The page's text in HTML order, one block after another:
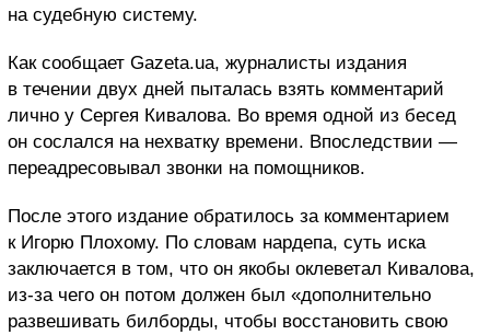
на судебную систему.
Как сообщает Gazeta.ua, журналисты издания
в течении двух дней пыталась взять комментарий
лично у Сергея Кивалова. Во время одной из бесед
он сослался на нехватку времени. Впоследствии —
переадресовывал звонки на помощников.
После этого издание обратилось за комментарием
к Игорю Плохому. По словам нардепа, суть иска
заключается в том, что он якобы оклеветал Кивалова,
из-за чего он потом должен был «дополнительно
развешивать билборды, чтобы восстановить свою